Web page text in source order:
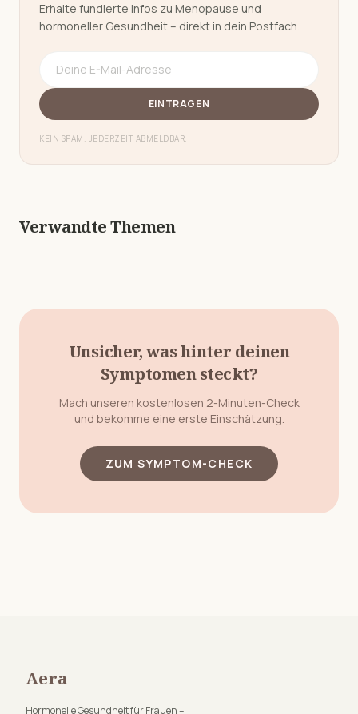
Erhalte fundierte Infos zu Menopause und
hormoneller Gesundheit – direkt in dein Postfach.
EINTRAGEN
KEIN SPAM. JEDERZEIT ABMELDBAR.
Verwandte Themen
Unsicher, was hinter deinen
Symptomen steckt?
Mach unseren kostenlosen 2-Minuten-Check
und bekomme eine erste Einschätzung.
ZUM SYMPTOM-CHECK
Aera
Hormonelle Gesundheit für Frauen –